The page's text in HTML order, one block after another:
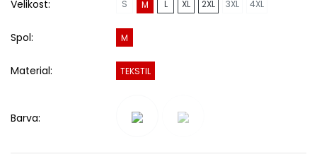
Velikost: S M L XL 2XL 3XL 4XL
Spol: M
Material: TEKSTIL
Barva: